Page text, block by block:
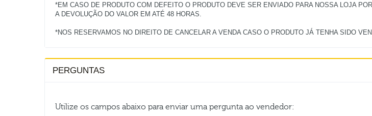
*EM CASO DE PRODUTO COM DEFEITO O PRODUTO DEVE SER ENVIADO PARA NOSSA LOJA
A DEVOLUÇÃO DO VALOR EM ATÉ 48 HORAS.
PERGUNTAS
Utilize os campos abaixo para enviar uma pergunta ao vendedor: